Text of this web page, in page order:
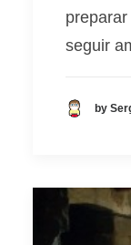
seguir
by